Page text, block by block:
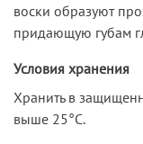
воски образуют
придающую губам
Условия хранения
Хранить в
выше 25°C.